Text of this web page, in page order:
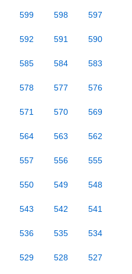
599 598 597
592 591 590
585 584 583
578 577 576
571 570 569
564 563 562
557 556 555
550 549 548
543 542 541
536 535 534
529 528 527